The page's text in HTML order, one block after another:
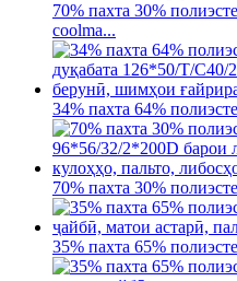
70% пахта 30%
coolma...
34% пахта 64%
70% пахта 30%
35% пахта 65%